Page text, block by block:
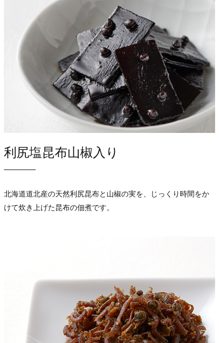
利尻塩昆布山椒入り
北海道道北産の天然利尻昆布と山椒の実を、じっくり時間をか
けて炊き上げた昆布の佃煮です。